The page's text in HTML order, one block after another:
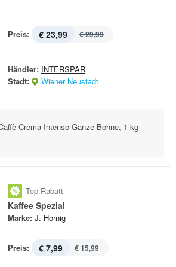
Preis: € 23,99 € 29,99
Händler: INTERSPAR
Stadt:
Wiener Neustadt
Crema Intenso Ganze Bohne, 1-kg-
Top Rabatt
Kaffee Spezial
Marke: J. Hornig
Preis: € 7,99 € 15,99